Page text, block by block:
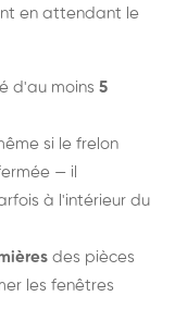
en attendant le
d'au moins 5
si le frelon
— il
à l'intérieur du
des pièces
les fenêtres